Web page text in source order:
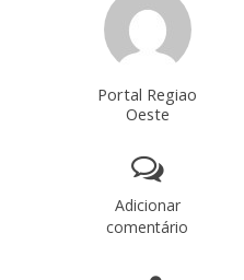
Portal Regiao
Oeste
Adicionar
comentário